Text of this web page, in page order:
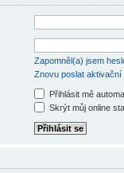
Zapomněl(a) jsem
Znovu poslat aktivační
Přihlásit mě
Skrýt můj online